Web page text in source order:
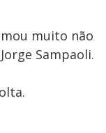
muito não
Sampaoli.